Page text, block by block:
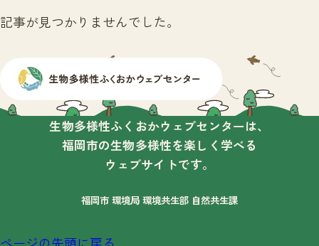
記事が見つかりませんでした。
生物多様性ふくおかウェブセンターは、
福岡市の生物多様性を楽しく学べる
ウェブサイトです。
福岡市 環境局 環境共生部 自然共生課